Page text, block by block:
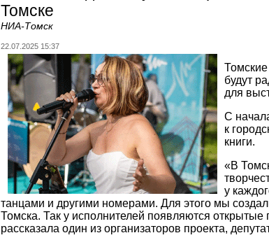
Томске
НИА-Томск
22.07.2025 15:37
будут
для
С
к
книги.
«В
у
танцами и другими номерами. Для этого мы
Томска. Так у исполнителей появляются
рассказала один из организаторов проекта,